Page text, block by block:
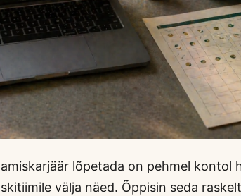
lõpetada on pehmel kontol
välja näed. Õppisin seda